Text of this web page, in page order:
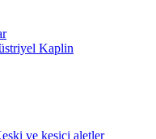
Kaplin
ve kesici aletler